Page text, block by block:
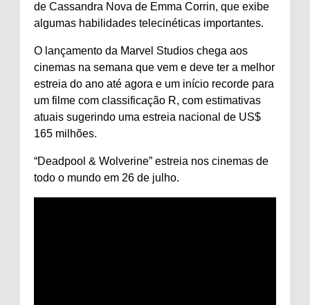
de Cassandra Nova de Emma Corrin, que exibe
algumas habilidades telecinéticas importantes.
O lançamento da Marvel Studios chega aos
cinemas na semana que vem e deve ter a melhor
estreia do ano até agora e um início recorde para
um filme com classificação R, com estimativas
atuais sugerindo uma estreia nacional de US$
165 milhões.
“Deadpool & Wolverine” estreia nos cinemas de
todo o mundo em 26 de julho.